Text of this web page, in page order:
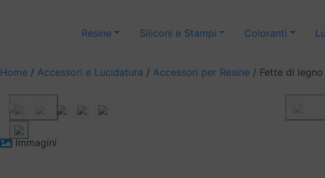
Resine Siliconi e Stampi Coloranti
Home / Accessori e Lucidatura / Accessori per Resine / Fette di
Previous
Immagini